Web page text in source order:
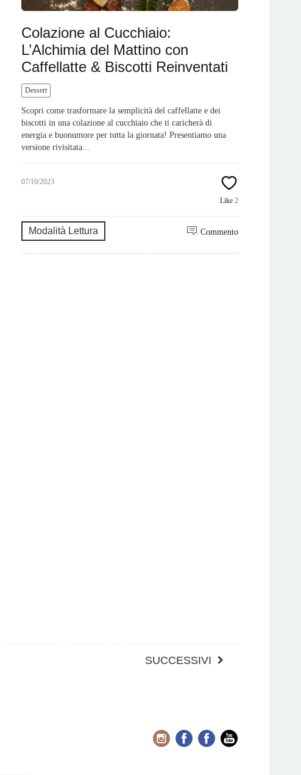
Colazione al Cucchiaio:
L’Alchimia del Mattino con
Caffellatte & Biscotti Reinventati
Dessert
Scopri come trasformare la semplicità del caffellatte e dei
biscotti in una colazione al cucchiaio che ti caricherà di
energia e buonumore per tutta la giornata! Presentiamo una
versione rivisitata...
07/10/2023
Like 2
Modalità Lettura Commento
SUCCESSIVI